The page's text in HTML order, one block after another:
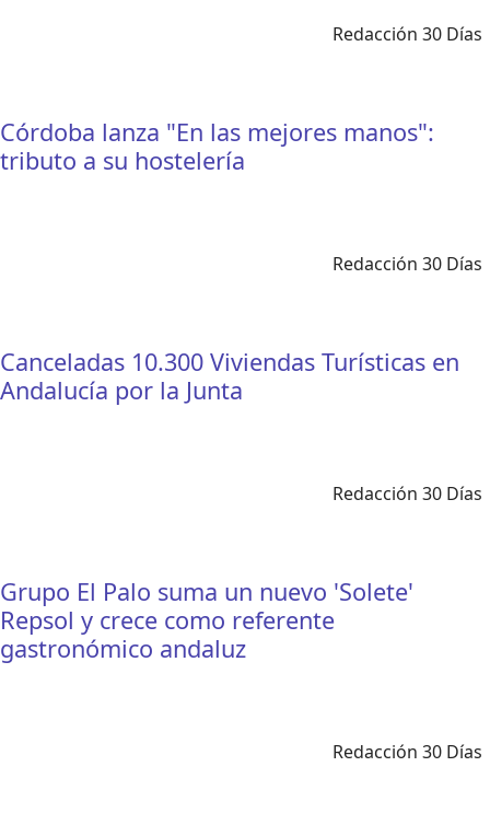
Redacción 30 Días
Córdoba lanza "En las mejores manos":
tributo a su hostelería
Redacción 30 Días
Canceladas 10.300 Viviendas Turísticas en
Andalucía por la Junta
Redacción 30 Días
Grupo El Palo suma un nuevo 'Solete'
Repsol y crece como referente
gastronómico andaluz
Redacción 30 Días